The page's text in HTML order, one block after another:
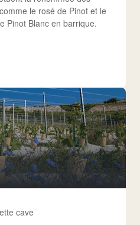
le rosé de Pinot et le
Pinot Blanc en barrique.
cave